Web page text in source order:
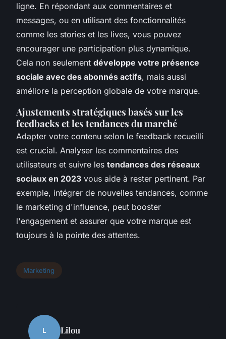
ligne. En répondant aux commentaires et
messages, ou en utilisant des fonctionnalités
comme les stories et les lives, vous pouvez
encourager une participation plus dynamique.
Cela non seulement développe votre présence
sociale avec des abonnés actifs, mais aussi
améliore la perception globale de votre marque.
Ajustements stratégiques basés sur les
feedbacks et les tendances du marché
Adapter votre contenu selon le feedback recueilli
est crucial. Analyser les commentaires des
utilisateurs et suivre les tendances des réseaux
sociaux en 2023 vous aide à rester pertinent. Par
exemple, intégrer de nouvelles tendances, comme
le marketing d'influence, peut booster
l'engagement et assurer que votre marque est
toujours à la pointe des attentes.
Marketing
L Lilou